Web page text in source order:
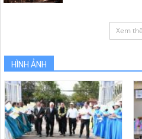
Xem
HÌNH ẢNH